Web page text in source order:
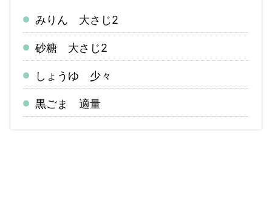
みりん 大さじ2
砂糖 大さじ2
しょうゆ 少々
黒ごま 適量